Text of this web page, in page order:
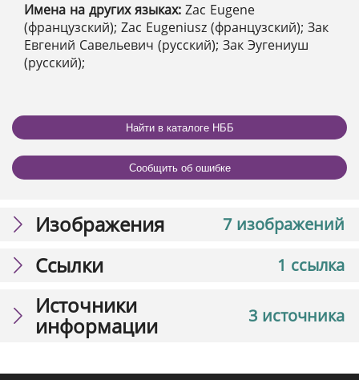
Имена на других языках: Zac Eugene
(французский); Zac Eugeniusz (французский); Зак
Евгений Савельевич (русский); Зак Эугениуш
(русский);
Найти в каталоге НББ
Сообщить об ошибке
7 изображений
Изображения
1 ссылка
Ссылки
3 источника
Источники
информации